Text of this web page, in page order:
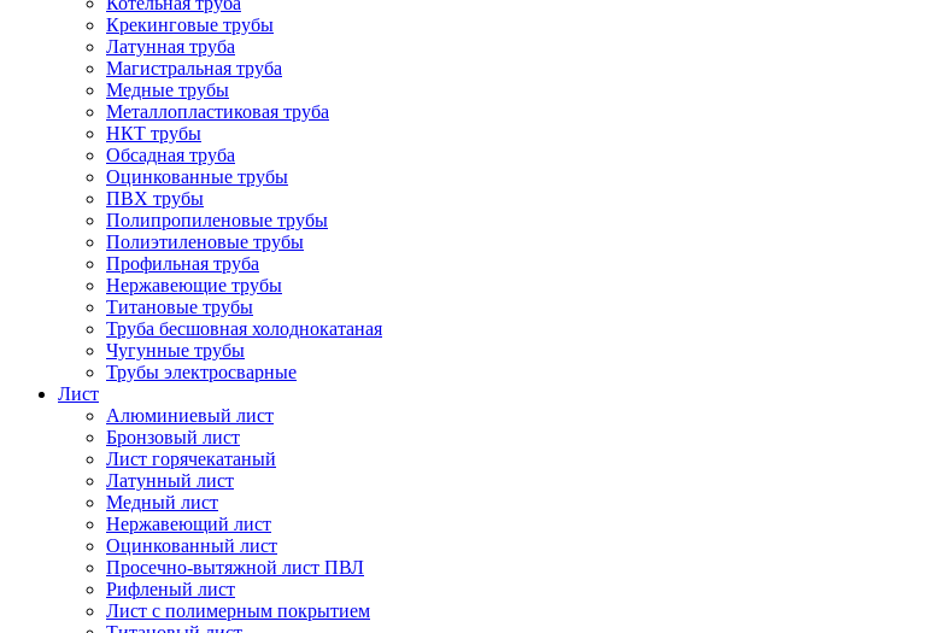
Крекинговые трубы
Латунная труба
Магистральная труба
Медные трубы
Металлопластиковая труба
НКТ трубы
Обсадная труба
Оцинкованные трубы
ПВХ трубы
Полипропиленовые трубы
Полиэтиленовые трубы
Профильная труба
Нержавеющие трубы
Титановые трубы
Труба бесшовная холоднокатаная
Чугунные трубы
Трубы электросварные
Лист
Алюминиевый лист
Бронзовый лист
Лист горячекатаный
Латунный лист
Медный лист
Нержавеющий лист
Оцинкованный лист
Просечно-вытяжной лист ПВЛ
Рифленый лист
Лист с полимерным покрытием